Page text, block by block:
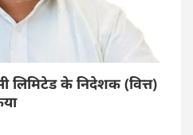
लिमिटेड के निदेशक (वित्त)